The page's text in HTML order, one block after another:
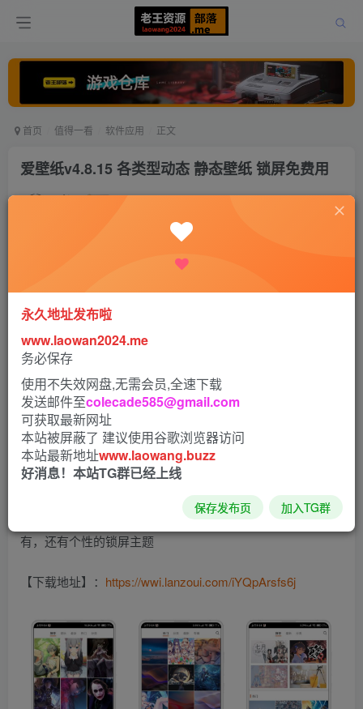
首页 值得一看 软件应用 正文
爱壁纸v4.8.15 各类型动态 静态壁纸 锁屏免费用
老王 打赏
【软件名称】：爱壁纸绿化版
【软件版本】：4.8.15
【软件大小】：18.16MB
【测试系统】：小米
【使用说明】：一款非常好用的手机主题壁纸软件，好的手
机再配上一张好的壁纸那就跟完美了，这款壁纸软件还是很
不错的，软件内有大量不同风格的高清壁纸，静态动态都
有，还有个性的锁屏主题
【下载地址】： https://wwi.lanzoui.com/iYQpArsfs6j
永久地址发布啦
www.laowan2024.me
务必保存
使用不失效网盘,无需会员,全速下载
发送邮件至colecade585@gmail.com
可获取最新网址
本站被屏蔽了 建议使用谷歌浏览器访问
本站最新地址www.laowang.buzz
好消息！本站TG群已经上线
保存发布页 加入TG群